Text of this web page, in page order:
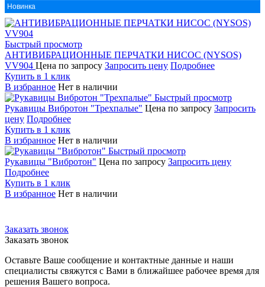
Новинка
Быстрый просмотр
АНТИВИБРАЦИОННЫЕ ПЕРЧАТКИ НИСОС (NYSOS)
VV904 Цена по запросу Запросить цену Подробнее
Купить в 1 клик
В избранное Нет в наличии
Быстрый просмотр
Рукавицы Вибротон "Трехпалые" Цена по запросу Запросить
цену Подробнее
Купить в 1 клик
В избранное Нет в наличии
Быстрый просмотр
Рукавицы "Вибротон" Цена по запросу Запросить цену
Подробнее
Купить в 1 клик
В избранное Нет в наличии
Заказать звонок
Заказать звонок
Оставьте Ваше сообщение и контактные данные и наши
специалисты свяжутся с Вами в ближайшее рабочее время для
решения Вашего вопроса.